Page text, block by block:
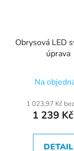
Obrysová LED
úprava
Na
1 023,97 Kč
1 239 Kč
DETAIL